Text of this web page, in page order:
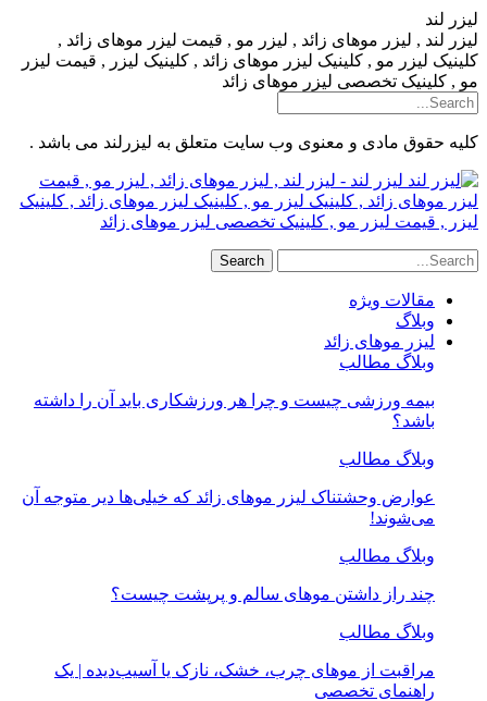
لیزر لند
لیزر لند , لیزر موهای زائد , لیزر مو , قیمت لیزر موهای زائد ,
کلینیک لیزر مو , کلینیک لیزر موهای زائد , کلینیک لیزر , قیمت لیزر
مو , کلینیک تخصصی لیزر موهای زائد
کلیه حقوق مادی و معنوی وب سایت متعلق به لیزرلند می باشد .
لیزر لند - لیزر لند , لیزر موهای زائد , لیزر مو , قیمت
لیزر موهای زائد , کلینیک لیزر مو , کلینیک لیزر موهای زائد , کلینیک
لیزر , قیمت لیزر مو , کلینیک تخصصی لیزر موهای زائد
مقالات ویژه
وبلاگ
لیزر موهای زائد
وبلاگ مطالب
بیمه ورزشی چیست و چرا هر ورزشکاری باید آن را داشته
باشد؟
وبلاگ مطالب
عوارض وحشتناک لیزر موهای زائد که خیلی‌ها دیر متوجه آن
می‌شوند!
وبلاگ مطالب
چند راز داشتن موهای سالم و پرپشت چیست؟
وبلاگ مطالب
مراقبت از موهای چرب، خشک، نازک یا آسیب‌دیده | یک
راهنمای تخصصی